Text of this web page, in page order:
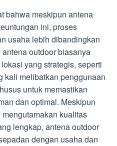
bahwa meskipun antena
ini, proses
usaha lebih dibandingkan
outdoor biasanya
yang strategis, seperti
kali melibatkan penggunaan
untuk memastikan
dan optimal. Meskipun
kualitas
lengkap, antena outdoor
dengan usaha dan